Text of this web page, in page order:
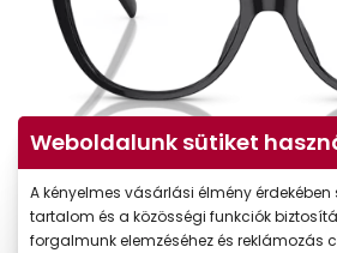
Weboldalunk sütiket
A kényelmes vásárlási élmény
tartalom és a közösségi funkciók
forgalmunk elemzéséhez és reklámozás